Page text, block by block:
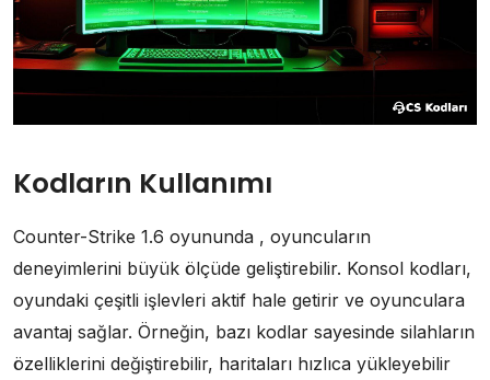
Kodların Kullanımı
Counter-Strike 1.6 oyununda , oyuncuların
deneyimlerini büyük ölçüde geliştirebilir. Konsol kodları,
oyundaki çeşitli işlevleri aktif hale getirir ve oyunculara
avantaj sağlar. Örneğin, bazı kodlar sayesinde silahların
özelliklerini değiştirebilir, haritaları hızlıca yükleyebilir